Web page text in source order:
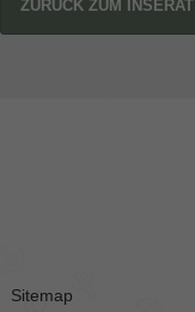
ZURÜCK ZUM INSERAT
Sitemap